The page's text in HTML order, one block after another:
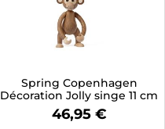
Spring Copenhagen
Décoration Jolly singe 11 cm
Chêne
46,95 €